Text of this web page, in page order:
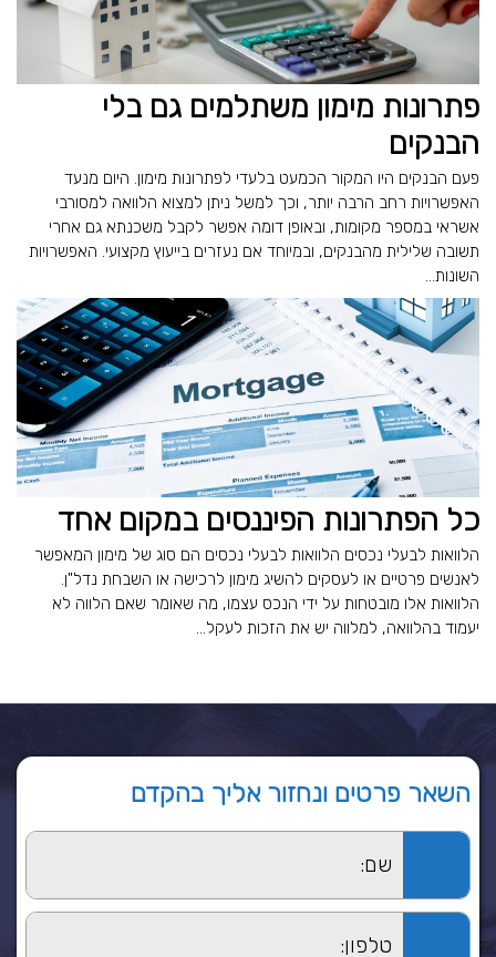
פתרונות מימון משתלמים גם בלי
הבנקים
פעם הבנקים היו המקור הכמעט בלעדי לפתרונות מימון. היום מנעד
האפשרויות רחב הרבה יותר, וכך למשל ניתן למצוא הלוואה למסורבי
אשראי במספר מקומות, ובאופן דומה אפשר לקבל משכנתא גם אחרי
תשובה שלילית מהבנקים, ובמיוחד אם נעזרים בייעוץ מקצועי. האפשרויות
השונות...
כל הפתרונות הפיננסים במקום אחד
הלוואות לבעלי נכסים הלוואות לבעלי נכסים הם סוג של מימון המאפשר
לאנשים פרטיים או לעסקים להשיג מימון לרכישה או השבחת נדל"ן.
הלוואות אלו מובטחות על ידי הנכס עצמו, מה שאומר שאם הלווה לא
יעמוד בהלוואה, למלווה יש את הזכות לעקל...
השאר פרטים ונחזור אליך בהקדם